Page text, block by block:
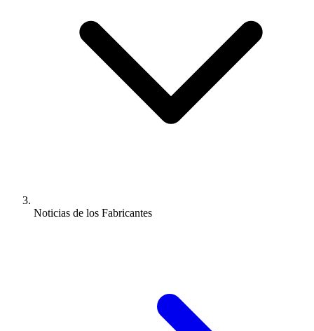
Noticias de los Fabricantes